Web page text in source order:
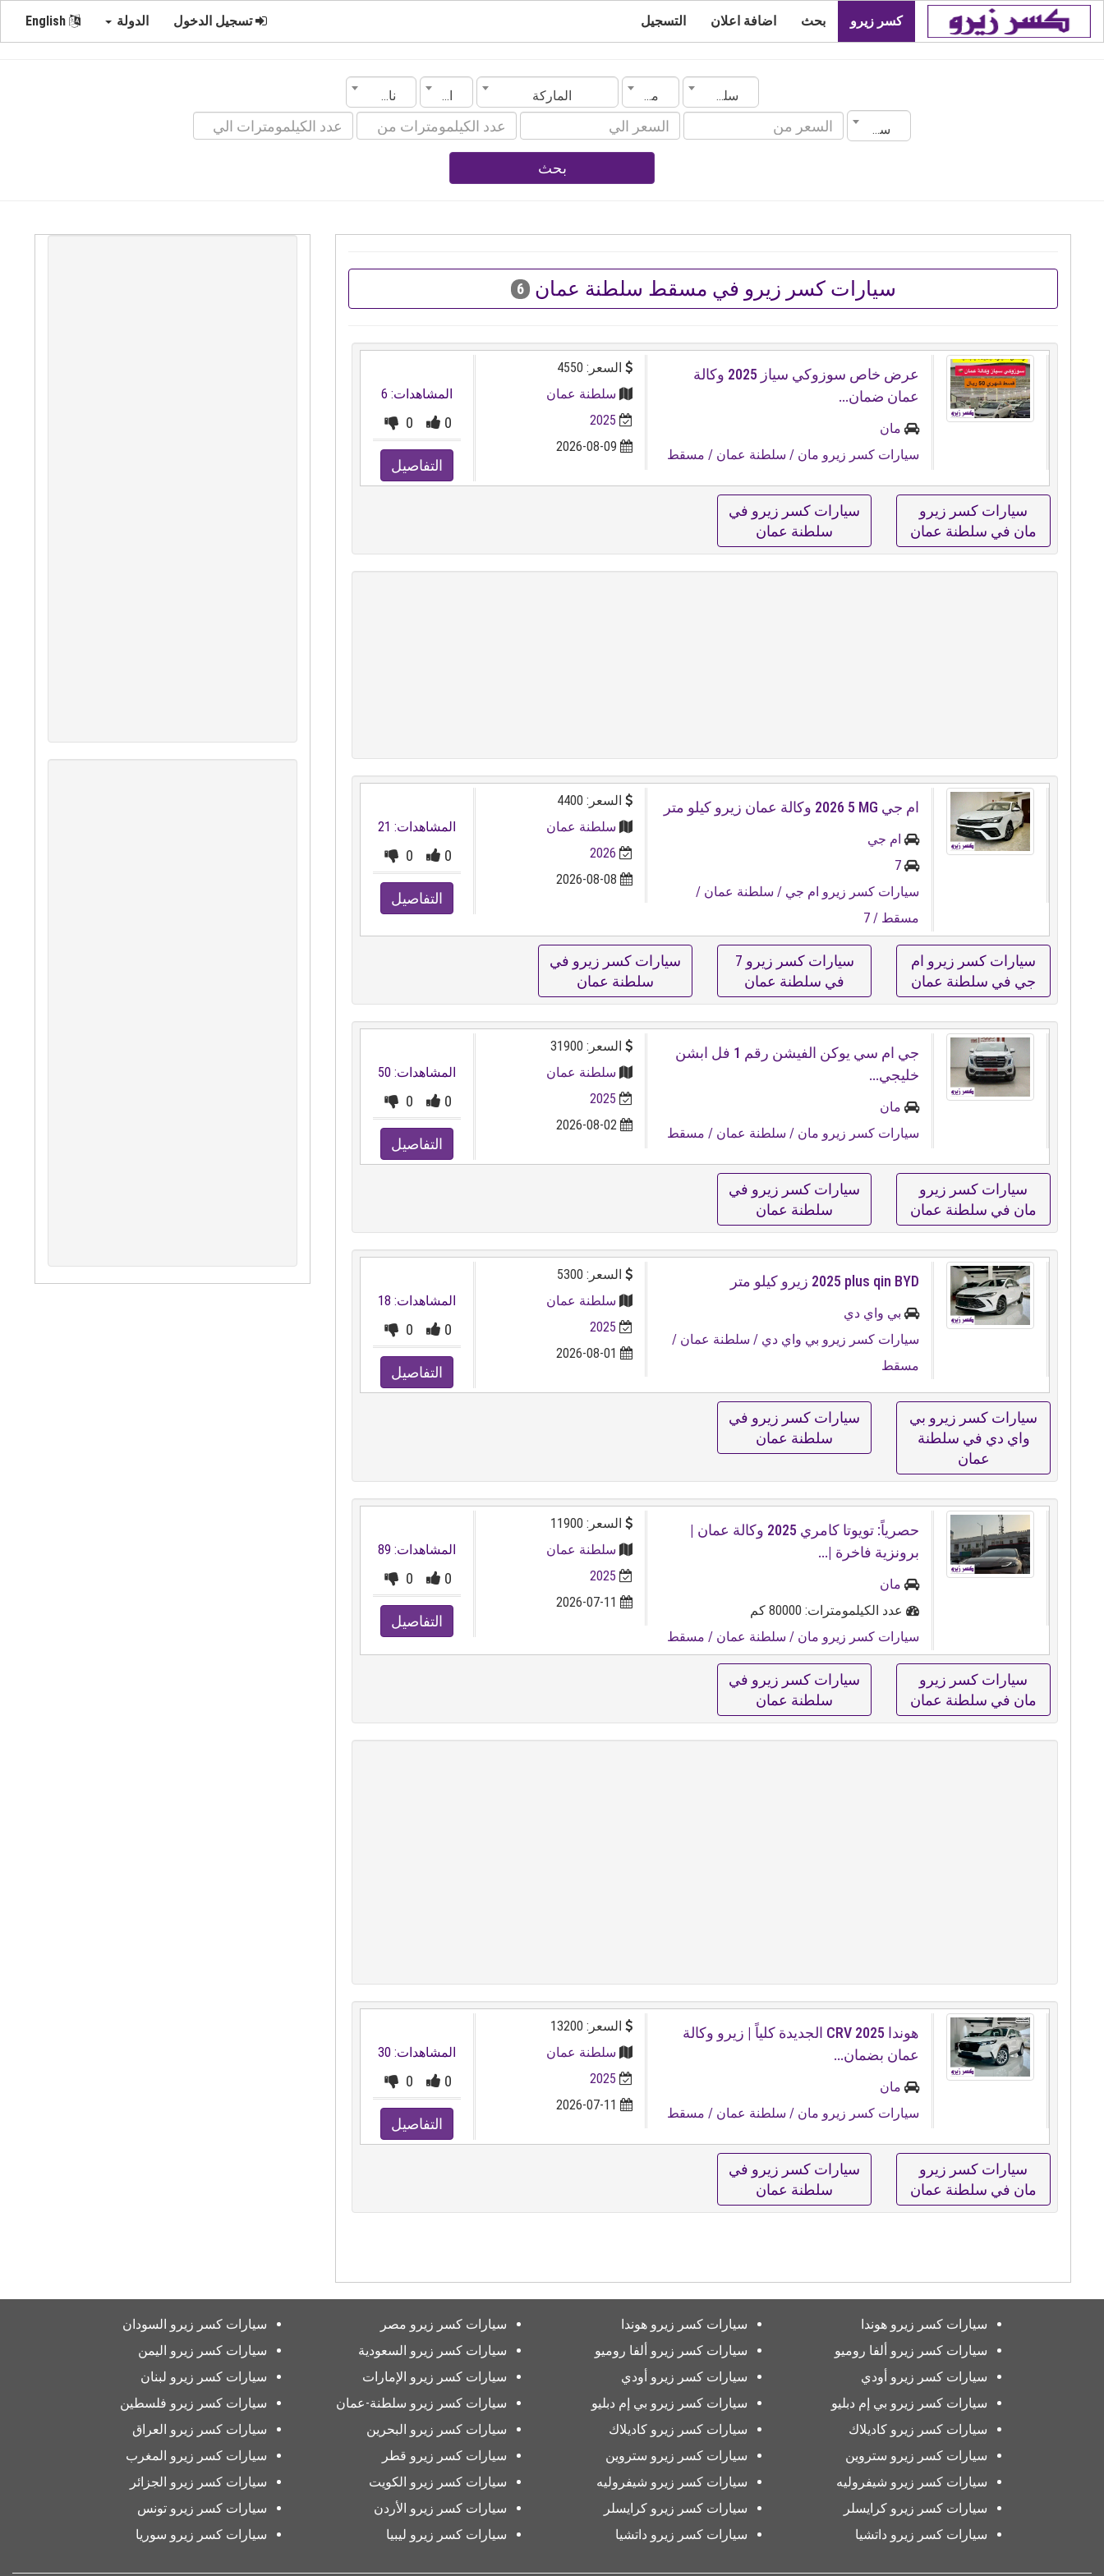
كسر زيرو بحث اضافة اعلان التسجيل تسجيل الدخول الدولة
سلطنة عمان مسقط الماركة الموديل ناقل الحركة
سنة الصنع
بحث
سيارات كسر زيرو في مسقط سلطنة عمان 6
عرض خاص سوزوكي سياز ⁦⁦2025⁩⁩ وكالة
عمان ضمان...
مان
سيارات كسر زيرو مان / سلطنة عمان / مسقط
السعر: 4550
سلطنة عمان
2025
2026-08-09
المشاهدات: 6
0
0
التفاصيل
سيارات كسر زيرو
مان في سلطنة عمان
سيارات كسر زيرو في
سلطنة عمان
ام جي ⁦⁦MG⁩⁩ ⁦⁦5⁩⁩ ⁦⁦2026⁩⁩ وكالة عمان زيرو كيلو متر
ام جي
7
سيارات كسر زيرو ام جي / سلطنة عمان /
مسقط / 7
السعر: 4400
سلطنة عمان
2026
2026-08-08
المشاهدات: 21
0
0
التفاصيل
سيارات كسر زيرو ام
جي في سلطنة عمان
سيارات كسر زيرو 7
في سلطنة عمان
سيارات كسر زيرو في
سلطنة عمان
جي ام سي يوكن الفيشن رقم ⁦⁦1⁩⁩ فل ابشن
خليجي...
مان
سيارات كسر زيرو مان / سلطنة عمان / مسقط
السعر: 31900
سلطنة عمان
2025
2026-08-02
المشاهدات: 50
0
0
التفاصيل
سيارات كسر زيرو
مان في سلطنة عمان
سيارات كسر زيرو في
سلطنة عمان
بي واي دي
سيارات كسر زيرو بي واي دي / سلطنة عمان /
مسقط
السعر: 5300
سلطنة عمان
2025
2026-08-01
المشاهدات: 18
0
0
التفاصيل
سيارات كسر زيرو بي
واي دي في سلطنة
عمان
سيارات كسر زيرو في
سلطنة عمان
حصرياً: تويوتا كامري 2025 وكالة عمان |
برونزية فاخرة |...
مان
عدد الكيلمومترات: 80000 كم
سيارات كسر زيرو مان / سلطنة عمان / مسقط
السعر: 11900
سلطنة عمان
2025
2026-07-11
المشاهدات: 89
0
0
التفاصيل
سيارات كسر زيرو
مان في سلطنة عمان
سيارات كسر زيرو في
سلطنة عمان
هوندا CRV 2025 الجديدة كلياً | زيرو وكالة
عمان بضمان...
مان
سيارات كسر زيرو مان / سلطنة عمان / مسقط
السعر: 13200
سلطنة عمان
2025
2026-07-11
المشاهدات: 30
0
0
التفاصيل
سيارات كسر زيرو
مان في سلطنة عمان
سيارات كسر زيرو في
سلطنة عمان
سيارات كسر زيرو هوندا
سيارات كسر زيرو ألفا روميو
سيارات كسر زيرو أودي
سيارات كسر زيرو بي إم دبليو
سيارات كسر زيرو كاديلاك
سيارات كسر زيرو ستروين
سيارات كسر زيرو شيفروليه
سيارات كسر زيرو كرايسلر
سيارات كسر زيرو داتشيا
سيارات كسر زيرو هوندا
سيارات كسر زيرو ألفا روميو
سيارات كسر زيرو أودي
سيارات كسر زيرو بي إم دبليو
سيارات كسر زيرو كاديلاك
سيارات كسر زيرو ستروين
سيارات كسر زيرو شيفروليه
سيارات كسر زيرو كرايسلر
سيارات كسر زيرو داتشيا
سيارات كسر زيرو مصر
سيارات كسر زيرو السعودية
سيارات كسر زيرو الإمارات
سيارات كسر زيرو سلطنة-عمان
سيارات كسر زيرو البحرين
سيارات كسر زيرو قطر
سيارات كسر زيرو الكويت
سيارات كسر زيرو الأردن
سيارات كسر زيرو ليبيا
سيارات كسر زيرو السودان
سيارات كسر زيرو اليمن
سيارات كسر زيرو لبنان
سيارات كسر زيرو فلسطين
سيارات كسر زيرو العراق
سيارات كسر زيرو المغرب
سيارات كسر زيرو الجزائر
سيارات كسر زيرو تونس
سيارات كسر زيرو سوريا